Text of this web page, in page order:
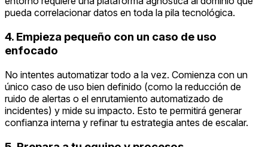
pueda correlacionar datos en toda la pila tecnológica.
4. Empieza pequeño con un caso de uso
enfocado
No intentes automatizar todo a la vez. Comienza con un
único caso de uso bien definido (como la reducción de
ruido de alertas o el enrutamiento automatizado de
incidentes) y mide su impacto. Esto te permitirá generar
confianza interna y refinar tu estrategia antes de escalar.